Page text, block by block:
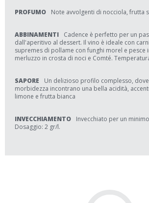
PROFUMO Note avvolgenti di nocciola, frutta
ABBINAMENTI
Cadence è perfetto per un
dall'aperitivo al dessert. Il vino è ideale con
supremes di pollame con funghi morel e pesce
merluzzo in crosta di noci e Comté.
SAPORE
Un delizioso profilo complesso,
morbidezza incontrano una bella acidità,
limone e frutta bianca
INVECCHIAMENTO
Invecchiato per un
Dosaggio: 2 gr/l.